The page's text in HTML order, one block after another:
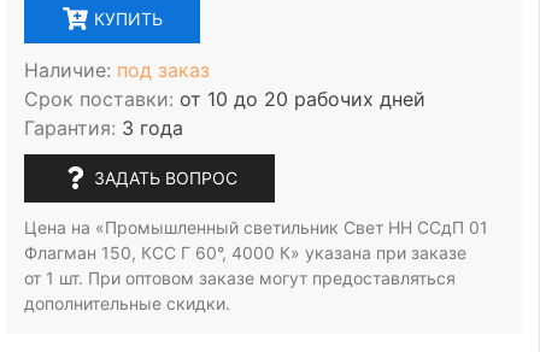
КУПИТЬ
Наличие: под заказ
Срок поставки: от 10 до 20 рабочих дней
Гарантия: 3 года
ЗАДАТЬ ВОПРОС
Цена на «Промышленный светильник Свет НН ССдП 01
Флагман 150, КСС Г 60°, 4000 К» указана при заказе
от 1 шт. При оптовом заказе могут предоставляться
дополнительные скидки.